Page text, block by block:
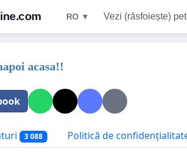
RO ▼ Vezi (răsfoiește)
acasa!!
3 088 Politică de